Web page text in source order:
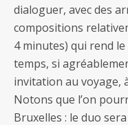
dialoguer, avec des
compositions
4 minutes) qui rend
temps, si
invitation au voyage,
Notons que l’on
Bruxelles : le duo